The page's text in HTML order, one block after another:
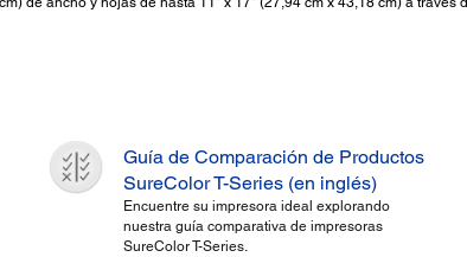
Guía de Comparación de Productos
SureColor T-Series (en inglés)
Encuentre su impresora ideal explorando
nuestra guía comparativa de impresoras
SureColor T-Series.